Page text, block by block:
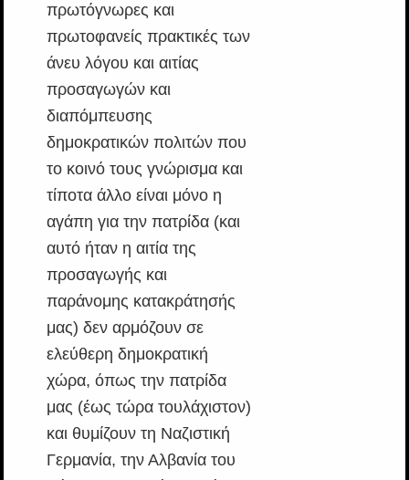
πρωτόγνωρες και
πρωτοφανείς πρακτικές των
άνευ λόγου και αιτίας
προσαγωγών και
διαπόμπευσης
δημοκρατικών πολιτών που
το κοινό τους γνώρισμα και
τίποτα άλλο είναι μόνο η
αγάπη για την πατρίδα (και
αυτό ήταν η αιτία της
προσαγωγής και
παράνομης κατακράτησής
μας) δεν αρμόζουν σε
ελεύθερη δημοκρατική
χώρα, όπως την πατρίδα
μας (έως τώρα τουλάχιστον)
και θυμίζουν τη Ναζιστική
Γερμανία, την Αλβανία του